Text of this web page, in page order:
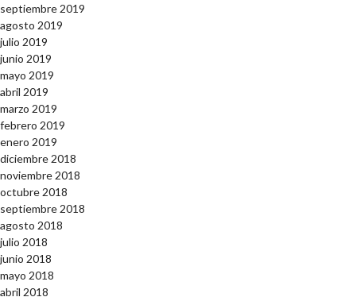
septiembre 2019
agosto 2019
julio 2019
junio 2019
mayo 2019
abril 2019
marzo 2019
febrero 2019
enero 2019
diciembre 2018
noviembre 2018
octubre 2018
septiembre 2018
agosto 2018
julio 2018
junio 2018
mayo 2018
abril 2018